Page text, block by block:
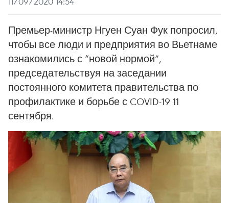
Премьер-министр Нгуен Суан Фук попросил,
чтобы все люди и предприятия во Вьетнаме
ознакомились с “новой нормой”,
председательствуя на заседании
постоянного комитета правительства по
профилактике и борьбе с COVID-19 11
сентября.